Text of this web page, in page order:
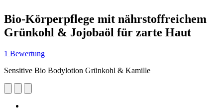
Bio-Körperpflege mit nährstoffreichem
Grünkohl & Jojobaöl für zarte Haut
1 Bewertung
Sensitive Bio Bodylotion Grünkohl & Kamille